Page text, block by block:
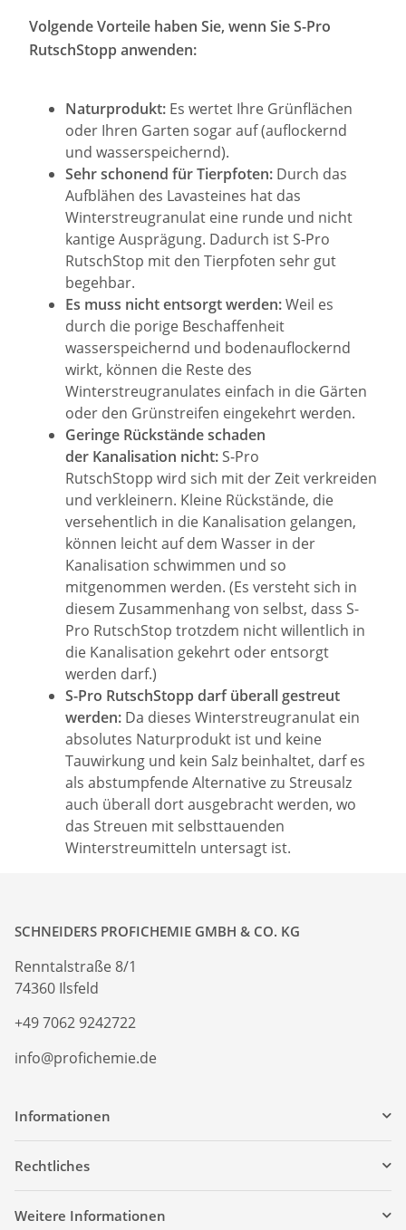
Volgende Vorteile haben Sie, wenn Sie S-Pro
RutschStopp anwenden:
Naturprodukt: Es wertet Ihre Grünflächen
oder Ihren Garten sogar auf (auflockernd
und wasserspeichernd).
Sehr schonend für Tierpfoten: Durch das
Aufblähen des Lavasteines hat das
Winterstreugranulat eine runde und nicht
kantige Ausprägung. Dadurch ist S-Pro
RutschStop mit den Tierpfoten sehr gut
begehbar.
Es muss nicht entsorgt werden:Weil es
durch die porige Beschaffenheit
wasserspeichernd und bodenauflockernd
wirkt, können die Reste des
Winterstreugranulates einfach in die Gärten
oder den Grünstreifen eingekehrt werden.
Geringe Rückstände schaden
der Kanalisation nicht: S-Pro
RutschStopp wird sich mit der Zeit verkreiden
und verkleinern. Kleine Rückstände, die
versehentlich in die Kanalisation gelangen,
können leicht auf dem Wasser in der
Kanalisation schwimmen und so
mitgenommen werden. (Es versteht sich in
diesem Zusammenhang von selbst, dass S-
Pro RutschStop trotzdem nicht willentlich in
die Kanalisation gekehrt oder entsorgt
werden darf.)
S-Pro RutschStopp darf überall gestreut
werden: Da dieses Winterstreugranulat ein
absolutes Naturprodukt ist und keine
Tauwirkung und kein Salz beinhaltet, darf es
als abstumpfende Alternative zu Streusalz
auch überall dort ausgebracht werden, wo
das Streuen mit selbsttauenden
Winterstreumitteln untersagt ist.
SCHNEIDERS PROFICHEMIE GMBH & CO. KG
Renntalstraße 8/1
74360 Ilsfeld
+49 7062 9242722
info@profichemie.de
Informationen
Rechtliches
Weitere Informationen